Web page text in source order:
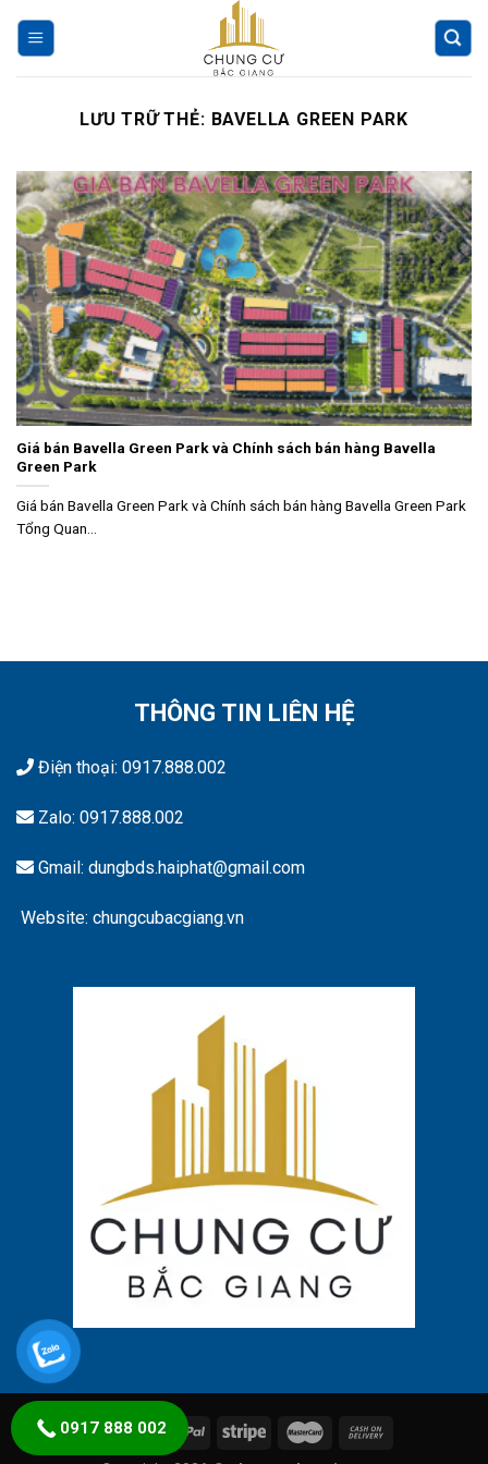
LƯU TRỮ THẺ: BAVELLA GREEN PARK
Giá bán Bavella Green Park và Chính sách bán hàng Bavella
Green Park
Giá bán Bavella Green Park và Chính sách bán hàng Bavella Green Park
Tổng Quan...
THÔNG TIN LIÊN HỆ
Điện thoại: 0917.888.002
Zalo: 0917.888.002
Gmail: dungbds.haiphat@gmail.com
Website: chungcubacgiang.vn
0917 888 002